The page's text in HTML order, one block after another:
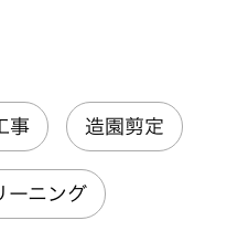
事 造園剪定
ーニング